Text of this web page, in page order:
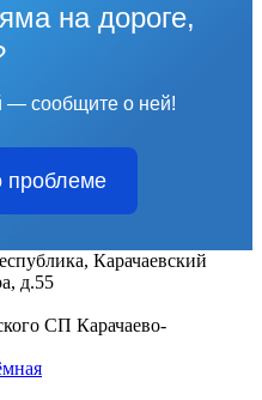
на дороге,
— сообщите о ней!
проблеме
Карачаевский
д.55
СП Карачаево-